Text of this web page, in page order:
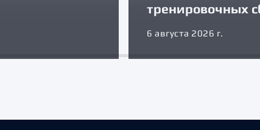
тренировочных
6 августа 2026 г.